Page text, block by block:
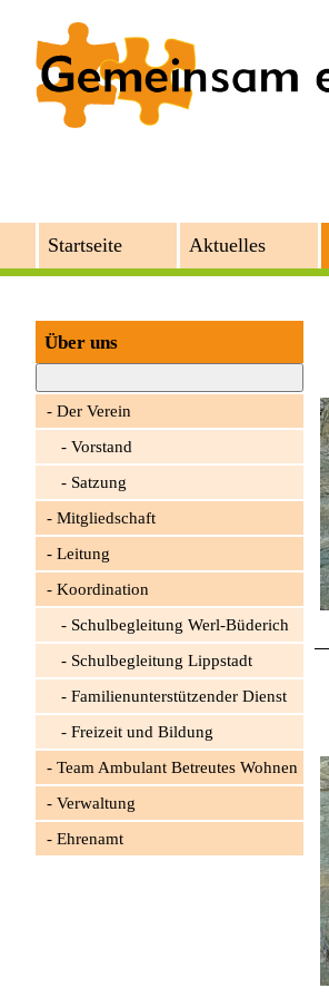
Startseite Aktuelles
Über uns
Der Verein
Vorstand
Satzung
Mitgliedschaft
Leitung
Koordination
Schulbegleitung Werl-Büderich
Schulbegleitung Lippstadt
Familienunterstützender Dienst
Freizeit und Bildung
Team Ambulant Betreutes Wohnen
Verwaltung
Ehrenamt